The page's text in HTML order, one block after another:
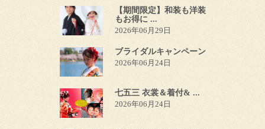
【期間限定】和装も洋装
もお得に ...
2026年06月29日
ブライダルキャンペーン
2026年06月24日
七五三 衣裳＆着付& ...
2026年06月24日